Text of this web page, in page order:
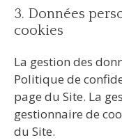
3. Données
cookies
La gestion des
Politique de
page du Site. La
gestionnaire de
du Site.